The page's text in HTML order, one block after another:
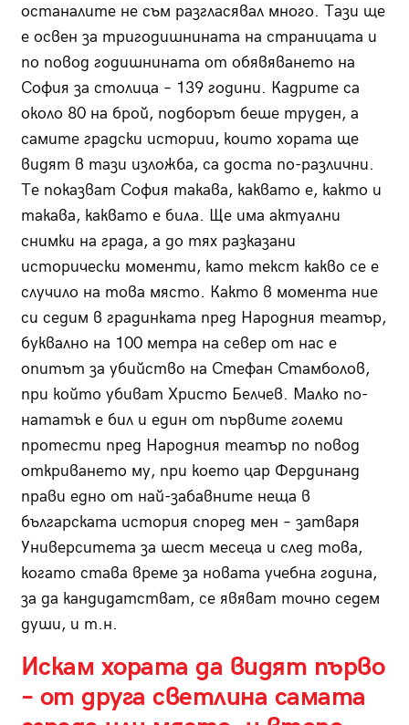
останалите не съм разгласявал много. Тази ще
е освен за тригодишнината на страницата и
по повод годишнината от обявяването на
София за столица – 139 години. Кадрите са
около 80 на брой, подборът беше труден, а
самите градски истории, които хората ще
видят в тази изложба, са доста по-различни.
Те показват София такава, каквато е, както и
такава, каквато е била. Ще има актуални
снимки на града, а до тях разказани
исторически моменти, като текст какво се е
случило на това място. Както в момента ние
си седим в градинката пред Народния театър,
буквално на 100 метра на север от нас е
опитът за убийство на Стефан Стамболов,
при който убиват Христо Белчев. Малко по-
нататък е бил и един от първите големи
протести пред Народния театър по повод
откриването му, при което цар Фердинанд
прави едно от най-забавните неща в
българската история според мен – затваря
Университета за шест месеца и след това,
когато става време за новата учебна година,
за да кандидатстват, се явяват точно седем
души, и т.н.
Искам хората да видят първо
– от друга светлина самата